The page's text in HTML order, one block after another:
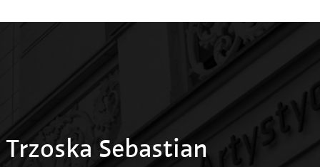
Trzoska Sebastian